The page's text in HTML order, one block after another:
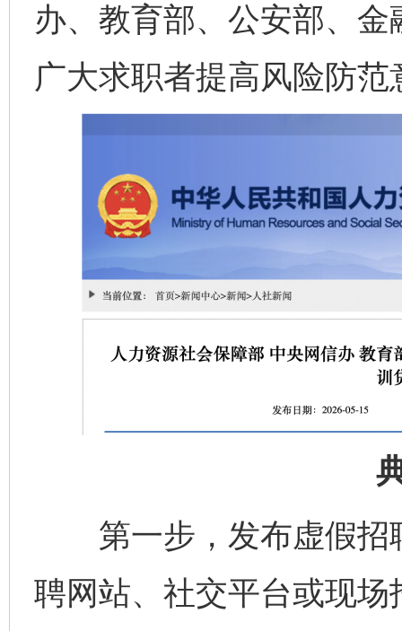
办、教育部、公安部、
广大求职者提高风险防
第一步，发布虚假招
聘网站、社交平台或现